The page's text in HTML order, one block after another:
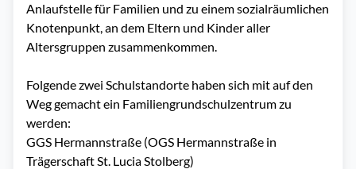
Anlaufstelle für Familien und zu einem sozialräumlichen
Knotenpunkt, an dem Eltern und Kinder aller
Altersgruppen zusammenkommen.
Folgende zwei Schulstandorte haben sich mit auf den
Weg gemacht ein Familiengrundschulzentrum zu
werden:
GGS Hermannstraße (OGS Hermannstraße in
Trägerschaft St. Lucia Stolberg)